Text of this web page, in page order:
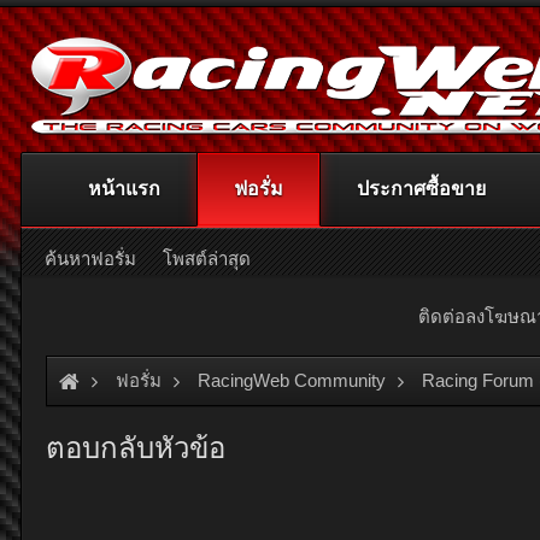
ติดต่อลงโฆษ
ฟอรั่ม RacingWeb Community Racing
ตอบกลับหัวข้อ
หน้าแรก ฟอรั่ม
ค้นหาฟอรั่ม โพสต์ล่าสุด
ประกาศซื้อขาย